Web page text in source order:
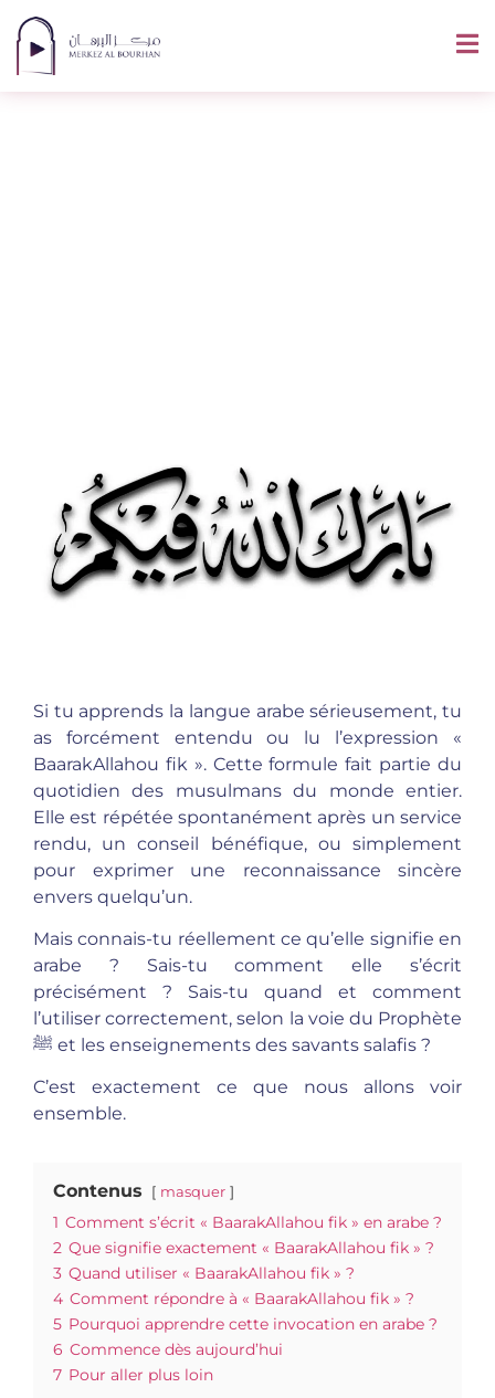
Si tu apprends la langue arabe sérieusement, tu
as forcément entendu ou lu l’expression «
BaarakAllahou fik ». Cette formule fait partie du
quotidien des musulmans du monde entier.
Elle est répétée spontanément après un service
rendu, un conseil bénéfique, ou simplement
pour exprimer une reconnaissance sincère
envers quelqu’un.
Mais connais-tu réellement ce qu’elle signifie en
arabe ? Sais-tu comment elle s’écrit
précisément ? Sais-tu quand et comment
l’utiliser correctement, selon la voie du Prophète
ﷺ et les enseignements des savants salafis ?
C’est exactement ce que nous allons voir
ensemble.
Contenus masquer
1 Comment s’écrit « BaarakAllahou fik » en arabe ?
2 Que signifie exactement « BaarakAllahou fik » ?
3 Quand utiliser « BaarakAllahou fik » ?
4 Comment répondre à « BaarakAllahou fik » ?
5 Pourquoi apprendre cette invocation en arabe ?
6 Commence dès aujourd’hui
7 Pour aller plus loin